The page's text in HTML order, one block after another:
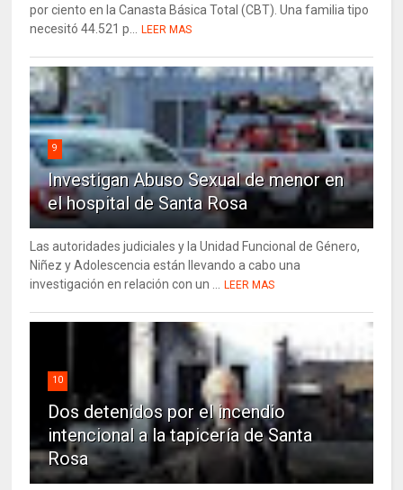
por ciento en la Canasta Básica Total (CBT). Una familia tipo
necesitó 44.521 p... LEER MAS
9
Investigan Abuso Sexual de menor en
el hospital de Santa Rosa
Las autoridades judiciales y la Unidad Funcional de Género,
Niñez y Adolescencia están llevando a cabo una
investigación en relación con un ... LEER MAS
10
Dos detenidos por el incendio
intencional a la tapicería de Santa
Rosa